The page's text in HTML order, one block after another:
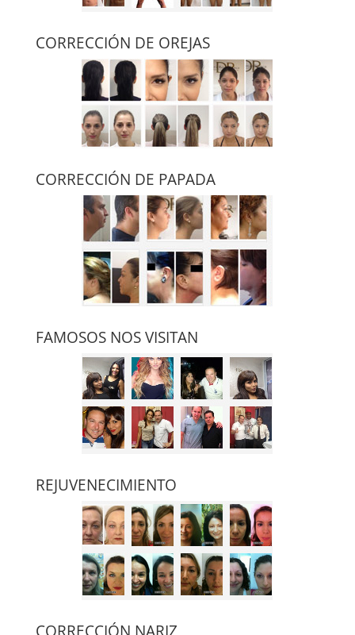
CORRECCIÓN DE OREJAS
CORRECCIÓN DE PAPADA
FAMOSOS NOS VISITAN
REJUVENECIMIENTO